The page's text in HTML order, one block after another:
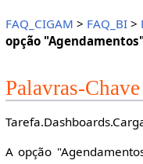
FAQ_CIGAM > FAQ_BI>
opção
Palavras-Chave
A opção